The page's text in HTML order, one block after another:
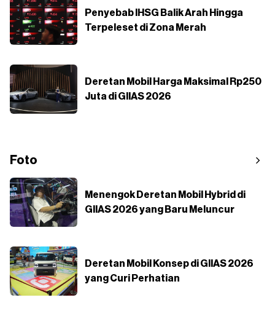
Penyebab IHSG Balik Arah Hingga
Terpeleset di Zona Merah
Deretan Mobil Harga Maksimal Rp250
Juta di GIIAS 2026
Foto
Menengok Deretan Mobil Hybrid di
GIIAS 2026 yang Baru Meluncur
Deretan Mobil Konsep di GIIAS 2026
yang Curi Perhatian